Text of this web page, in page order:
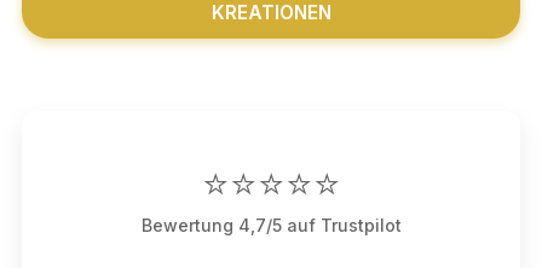
KREATIONEN
⭐⭐⭐⭐⭐
Bewertung 4,7/5 auf Trustpilot